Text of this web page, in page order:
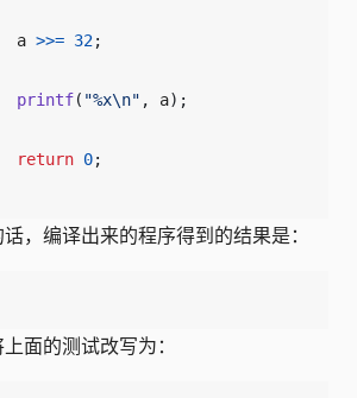
a >>= 32;
printf( "%x\n" , a);
return 0;
，编译出来的程序得到的结果是：
面的测试改写为：